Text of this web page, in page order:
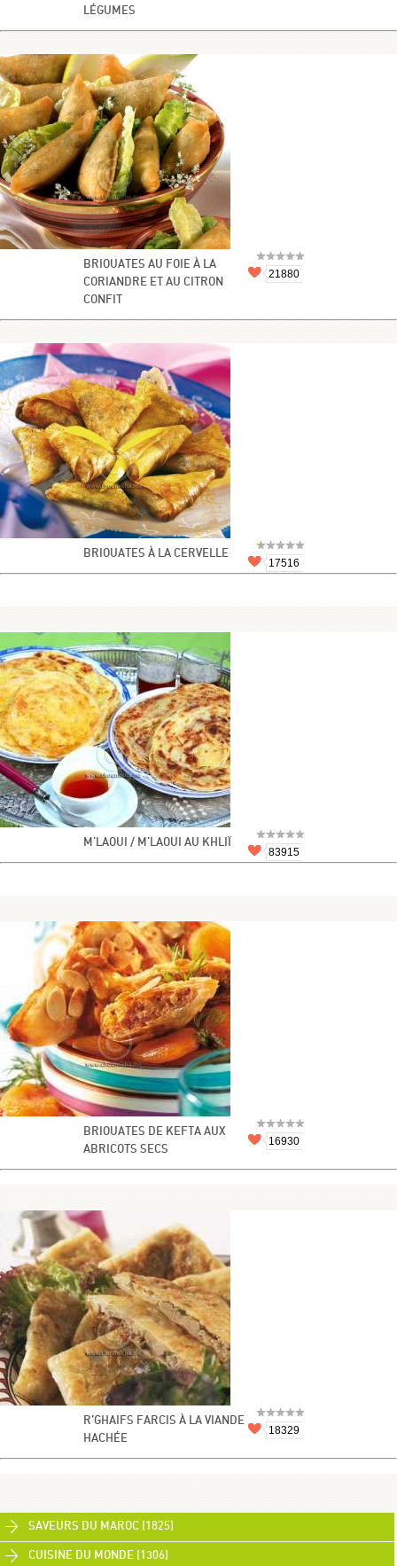
LÉGUMES
BRIOUATES AU FOIE À LA
CORIANDRE ET AU CITRON
CONFIT
21880
BRIOUATES À LA CERVELLE
17516
M'LAOUI / M'LAOUI AU KHLIÏ
83915
BRIOUATES DE KEFTA AUX
ABRICOTS SECS
16930
R’GHAIFS FARCIS À LA VIANDE
HACHÉE
18329
SAVEURS DU MAROC (1825)
CUISINE DU MONDE (1306)